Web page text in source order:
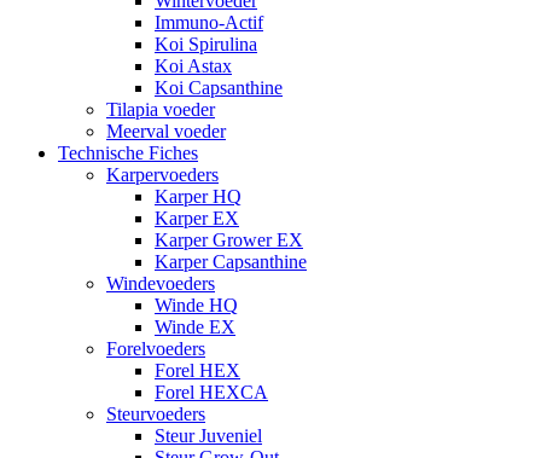
Immuno-Actif
Koi Spirulina
Koi Astax
Koi Capsanthine
Tilapia voeder
Meerval voeder
Technische Fiches
Karpervoeders
Karper HQ
Karper EX
Karper Grower EX
Karper Capsanthine
Windevoeders
Winde HQ
Winde EX
Forelvoeders
Forel HEX
Forel HEXCA
Steurvoeders
Steur Juveniel